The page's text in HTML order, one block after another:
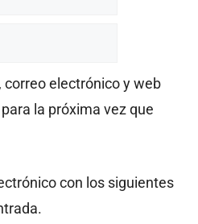
correo electrónico y web
la próxima vez que
con los siguientes